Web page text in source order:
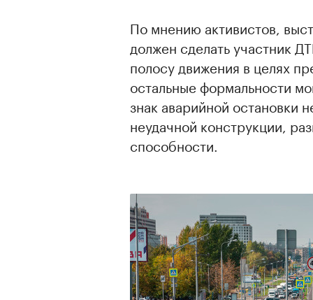
По мнению активистов,
должен сделать участник
полосу движения в целях
остальные формальности
знак аварийной остановки
неудачной конструкции,
способности.